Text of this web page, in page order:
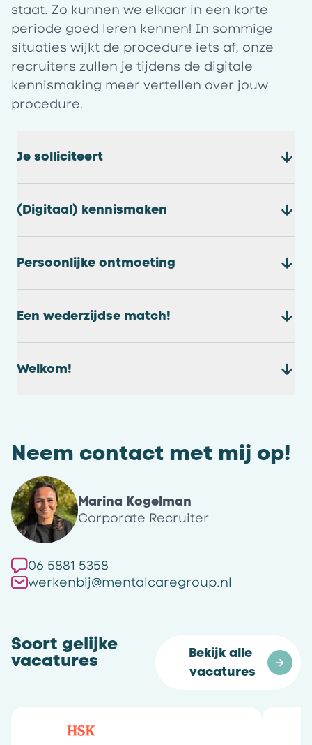
staat. Zo kunnen we elkaar in een korte
periode goed leren kennen! In sommige
situaties wijkt de procedure iets af, onze
recruiters zullen je tijdens de digitale
kennismaking meer vertellen over jouw
procedure.
Je solliciteert
(Digitaal) kennismaken
Persoonlijke ontmoeting
Een wederzijdse match!
Welkom!
Neem contact met mij op!
Marina Kogelman
Corporate Recruiter
06 5881 5358
werkenbij@mentalcaregroup.nl
Soort gelijke
vacatures
Bekijk alle
vacatures